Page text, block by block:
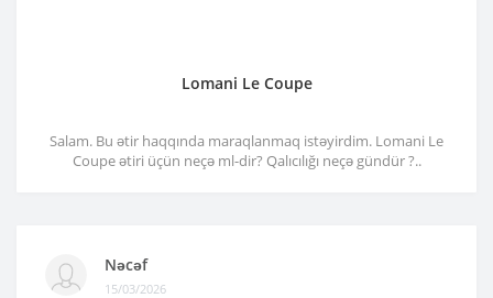
Lomani Le Coupe
Salam. Bu ətir haqqında maraqlanmaq istəyirdim. Lomani Le
Coupe ətiri üçün neçə ml-dir? Qalıcılığı neçə gündür ?..
Nəcəf
15/03/2026